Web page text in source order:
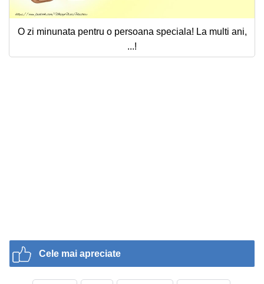
O zi minunata pentru o persoana speciala! La multi ani,
...!
Cele mai apreciate